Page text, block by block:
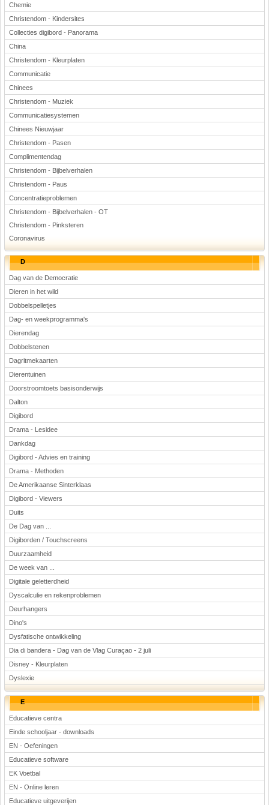
Chemie
Christendom - Kindersites
Collecties digibord - Panorama
China
Christendom - Kleurplaten
Communicatie
Chinees
Christendom - Muziek
Communicatiesystemen
Chinees Nieuwjaar
Christendom - Pasen
Complimentendag
Christendom - Bijbelverhalen
Christendom - Paus
Concentratieproblemen
Christendom - Bijbelverhalen - OT
Christendom - Pinksteren
Coronavirus
D
Dag van de Democratie
Dieren in het wild
Dobbelspelletjes
Dag- en weekprogramma's
Dierendag
Dobbelstenen
Dagritmekaarten
Dierentuinen
Doorstroomtoets basisonderwijs
Dalton
Digibord
Drama - Lesidee
Dankdag
Digibord - Advies en training
Drama - Methoden
De Amerikaanse Sinterklaas
Digibord - Viewers
Duits
De Dag van ...
Digiborden / Touchscreens
Duurzaamheid
De week van ...
Digitale geletterdheid
Dyscalculie en rekenproblemen
Deurhangers
Dino's
Dysfatische ontwikkeling
Dia di bandera - Dag van de Vlag Curaçao - 2 juli
Disney - Kleurplaten
Dyslexie
E
Educatieve centra
Einde schooljaar - downloads
EN - Oefeningen
Educatieve software
EK Voetbal
EN - Online leren
Educatieve uitgeverijen